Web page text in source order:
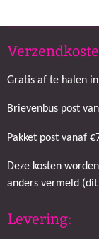
Gratis af te halen
Brievenbus post
Pakket post vanaf
Deze kosten
anders vermeld
Levering: